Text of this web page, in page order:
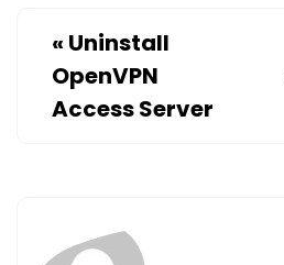
« Uninstall
OpenVPN
Access Server